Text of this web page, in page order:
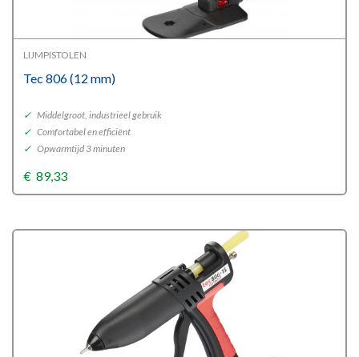
LIJMPISTOLEN
Tec 806 (12 mm)
✓ Middelgroot, industrieel gebruik
✓ Comfortabel en efficiënt
✓ Opwarmtijd 3 minuten
€ 89,33